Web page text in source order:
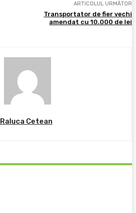
ARTICOLUL URMĂTOR
Transportator de fier vechi
amendat cu 10.000 de lei
Raluca Cetean